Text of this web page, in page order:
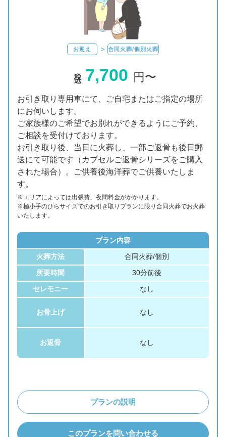
お迎え 合同火葬/個別火葬
7,700 円〜
お引き取り専用車にて、ご自宅またはご指定の場所
にお伺いします。
ご家族様のご希望でお別れができるようにご予約、
ご相談を受付けております。
お引き取り後、当日に火葬し、一部ご返骨も後日郵
送にて可能です（カプセルご返骨シリーズをご購入
された場合）。ご供養後海洋葬でご供養いたしま
す。
※エリアによっては出張費、 夜間料金がかかります。
※極小手のひらサイズでのお引き取りプランに限り合同火葬でお火葬
いたします。
プラン内容
火葬方法 合同火葬/個別
所要時間 30分前後
セレモニー なし
お骨上げ なし
お返骨 なし
プランの説明
このプランを問い合わせる